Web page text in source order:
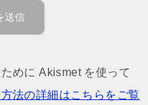
めに Akismet を使って
法の詳細はこちらをご覧